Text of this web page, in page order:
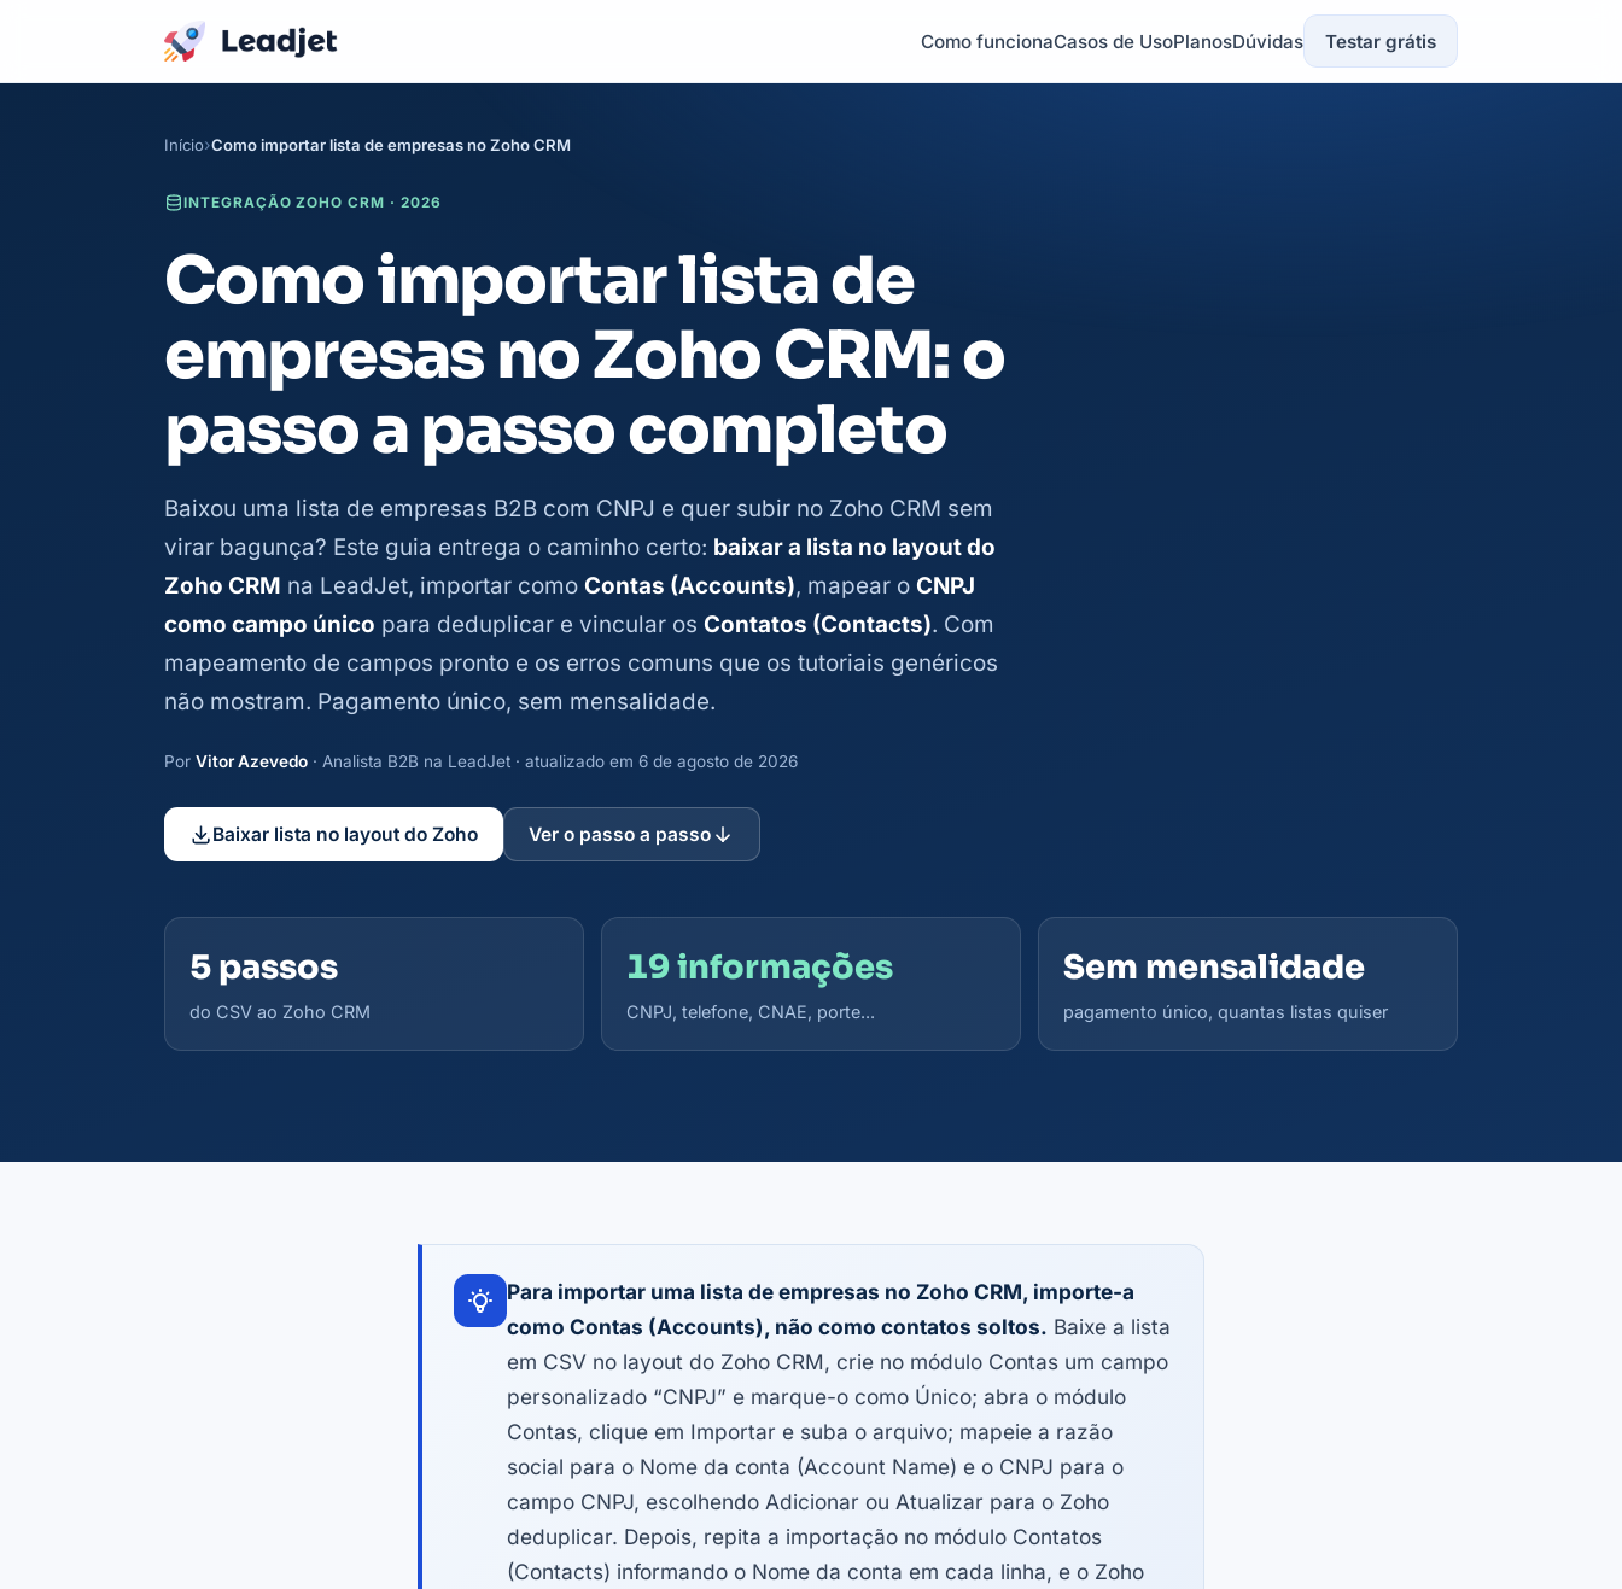
Como funcionaCasos de UsoPlanosDúvidas Testar grátis
Início Como importar lista de empresas no Zoho CRM
INTEGRAÇÃO ZOHO CRM · 2026
Como importar lista de
empresas no Zoho CRM: o
passo a passo completo
Baixou uma lista de empresas B2B com CNPJ e quer subir no Zoho CRM sem
virar bagunça? Este guia entrega o caminho certo: baixar a lista no layout do
Zoho CRM na LeadJet, importar como Contas (Accounts), mapear o CNPJ
como campo único para deduplicar e vincular os Contatos (Contacts). Com
mapeamento de campos pronto e os erros comuns que os tutoriais genéricos
não mostram. Pagamento único, sem mensalidade.
Por Vitor Azevedo · Analista B2B na LeadJet · atualizado em 6 de agosto de 2026
Baixar lista no layout do Zoho Ver o passo a passo
5 passos
do CSV ao Zoho CRM
19 informações
CNPJ, telefone, CNAE, porte...
Sem mensalidade
pagamento único, quantas listas quiser
Para importar uma lista de empresas no Zoho CRM, importe-a
como Contas (Accounts), não como contatos soltos. Baixe a lista
em CSV no layout do Zoho CRM, crie no módulo Contas um campo
personalizado “CNPJ” e marque-o como Único; abra o módulo
Contas, clique em Importar e suba o arquivo; mapeie a razão
social para o Nome da conta (Account Name) e o CNPJ para o
campo CNPJ, escolhendo Adicionar ou Atualizar para o Zoho
deduplicar. Depois, repita a importação no módulo Contatos
(Contacts) informando o Nome da conta em cada linha, e o Zoho